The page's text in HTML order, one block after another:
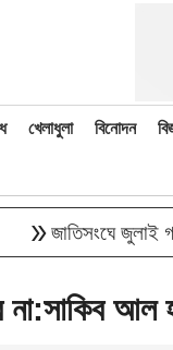
খেলাধুলা বিনোদন
জাতিসংঘে জুলাই
আল